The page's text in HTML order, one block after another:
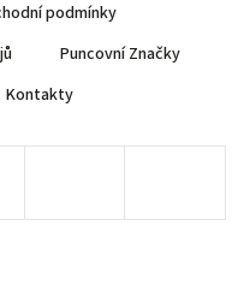
podmínky
Puncovní Značky
Kontakty